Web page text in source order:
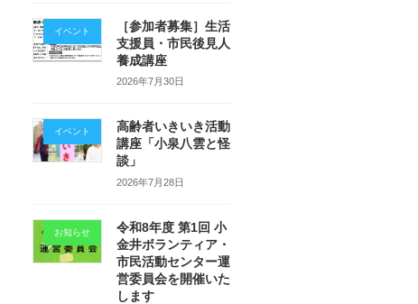
イベント
［参加者募集］生活
支援員・市民後見人
養成講座
2026年7月30日
イベント
高齢者いきいき活動
講座「小泉八雲と怪
談」
2026年7月28日
お知らせ
令和8年度 第1回 小
金井ボランティア・
市民活動センター運
営委員会を開催いた
します